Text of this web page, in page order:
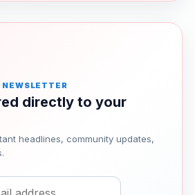
NEWSLETTER
directly to your
headlines, community updates,